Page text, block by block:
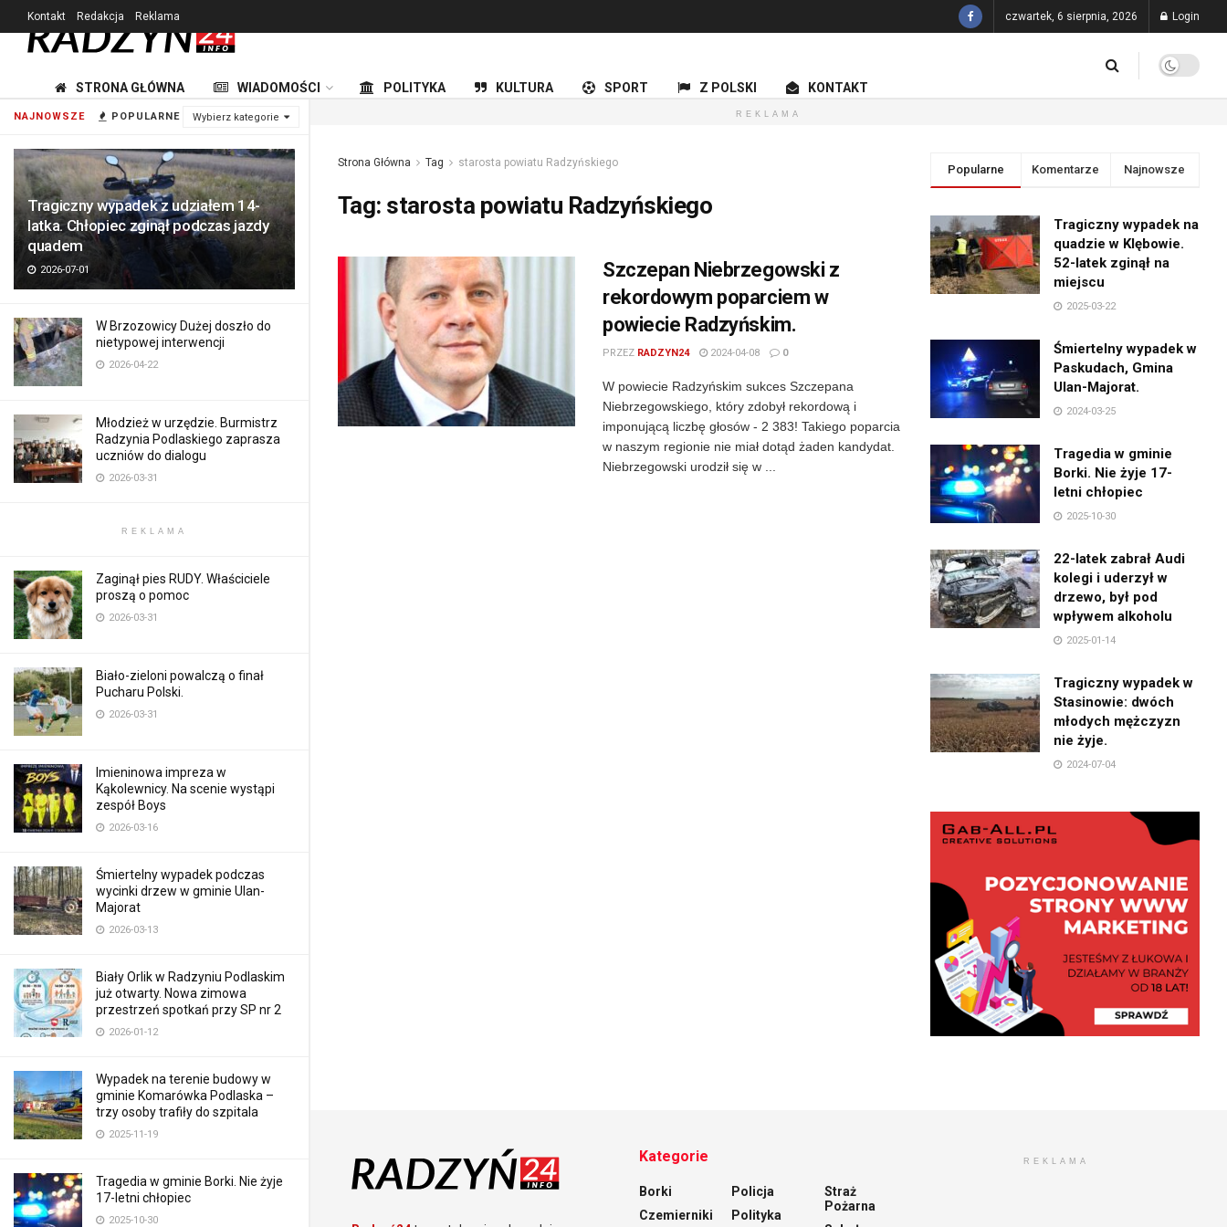
NAJNOWSZE POPULARNE Wybierz kategorie
Tragiczny wypadek z udziałem 14-
latka. Chłopiec zginął podczas jazdy
quadem
2026-07-01
W Brzozowicy Dużej doszło do
nietypowej interwencji
2026-04-22
Młodzież w urzędzie. Burmistrz
Radzynia Podlaskiego zaprasza
uczniów do dialogu
2026-03-31
REKLAMA
Zaginął pies RUDY. Właściciele
proszą o pomoc
2026-03-31
Biało-zieloni powalczą o finał
Pucharu Polski.
2026-03-31
Imieninowa impreza w
Kąkolewnicy. Na scenie wystąpi
zespół Boys
2026-03-16
Śmiertelny wypadek podczas
wycinki drzew w gminie Ulan-
Majorat
2026-03-13
Biały Orlik w Radzyniu Podlaskim
już otwarty. Nowa zimowa
przestrzeń spotkań przy SP nr 2
2026-01-12
Wypadek na terenie budowy w
gminie Komarówka Podlaska –
trzy osoby trafiły do szpitala
2025-11-19
Tragedia w gminie Borki. Nie żyje
17-letni chłopiec
2025-10-30
Kontakt Redakcja Reklama czwartek, 6 sierpnia, 2026 Login
STRONA GŁÓWNA WIADOMOŚCI POLITYKA KULTURA SPORT Z POLSKI KONTAKT
REKLAMA
Strona Główna Tag starosta powiatu Radzyńskiego
Tag: starosta powiatu Radzyńskiego
Szczepan Niebrzegowski z
rekordowym poparciem w
powiecie Radzyńskim.
PRZEZ RADZYN24 2024-04-08 0
W powiecie Radzyńskim sukces Szczepana
Niebrzegowskiego, który zdobył rekordową i
imponującą liczbę głosów - 2 383! Takiego poparcia
w naszym regionie nie miał dotąd żaden kandydat.
Niebrzegowski urodził się w ...
Popularne Komentarze Najnowsze
Tragiczny wypadek na
quadzie w Klębowie.
52-latek zginął na
miejscu
2025-03-22
Śmiertelny wypadek w
Paskudach, Gmina
Ulan-Majorat.
2024-03-25
Tragedia w gminie
Borki. Nie żyje 17-
letni chłopiec
2025-10-30
22-latek zabrał Audi
kolegi i uderzył w
drzewo, był pod
wpływem alkoholu
2025-01-14
Tragiczny wypadek w
Stasinowie: dwóch
młodych mężczyzn
nie żyje.
2024-07-04
Kategorie
Borki
Czemierniki
Policja
Polityka
Straż
Pożarna
REKLAMA